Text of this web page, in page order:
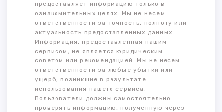
предоставляет информацию только в
ознакомительных целях. Мы не несем
ответственности за точность, полноту или
актуальность предоставленных данных.
Информация, предоставленная нашим
сервисом, не является юридическим
советом или рекомендацией. Мы не несем
ответственности за любые убытки или
ущерб, возникшие в результате
использования нашего сервиса.
Пользователи должны самостоятельно
проверять информацию, полученную через